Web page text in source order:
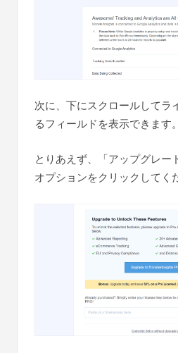
次に、下にスクロールしてラ
るフィールドを表示できます。
とりあえず、「アップグレー
オプションをクリックしてく